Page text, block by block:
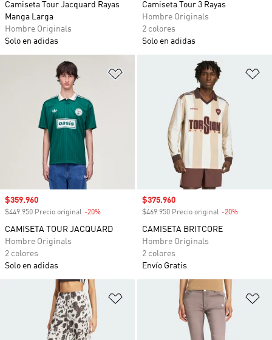
Camiseta Tour Jacquard Rayas
Manga Larga
Hombre Originals
Solo en adidas
Camiseta Tour 3 Rayas
Hombre Originals
2 colores
Solo en adidas
Añadir a la lista de deseos
Precio de venta
$359.960
$449.950 Precio original -20%
CAMISETA TOUR JACQUARD
Hombre Originals
2 colores
Solo en adidas
Precio de venta
$375.960
$469.950 Precio original -20%
CAMISETA BRITCORE
Hombre Originals
2 colores
Envío Gratis
Añadir a la lista de deseos